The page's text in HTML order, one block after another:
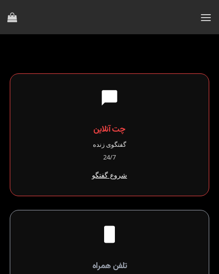
چت آنلاین
گفتگوی زنده
24/7
شروع گفتگو
تلفن همراه